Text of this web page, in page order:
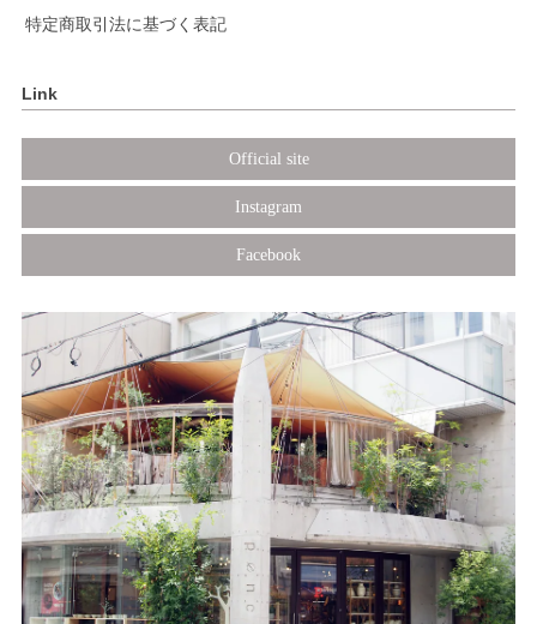
特定商取引法に基づく表記
Link
Official site
Instagram
Facebook